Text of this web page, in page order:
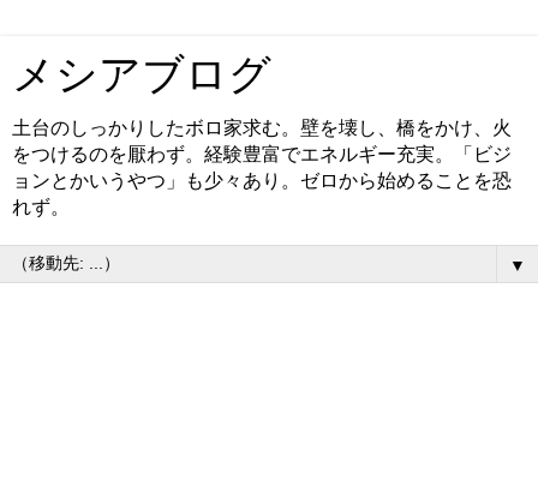
メシアブログ
土台のしっかりしたボロ家求む。壁を壊し、橋をかけ、火
をつけるのを厭わず。経験豊富でエネルギー充実。「ビジ
ョンとかいうやつ」も少々あり。ゼロから始めることを恐
れず。
▼